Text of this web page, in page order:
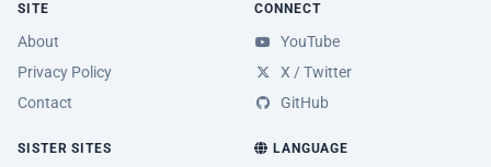
SITE
About
Privacy Policy
Contact
CONNECT
YouTube
X / Twitter
GitHub
SISTER SITES LANGUAGE